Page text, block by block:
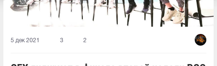
5 дек 2021 3 2